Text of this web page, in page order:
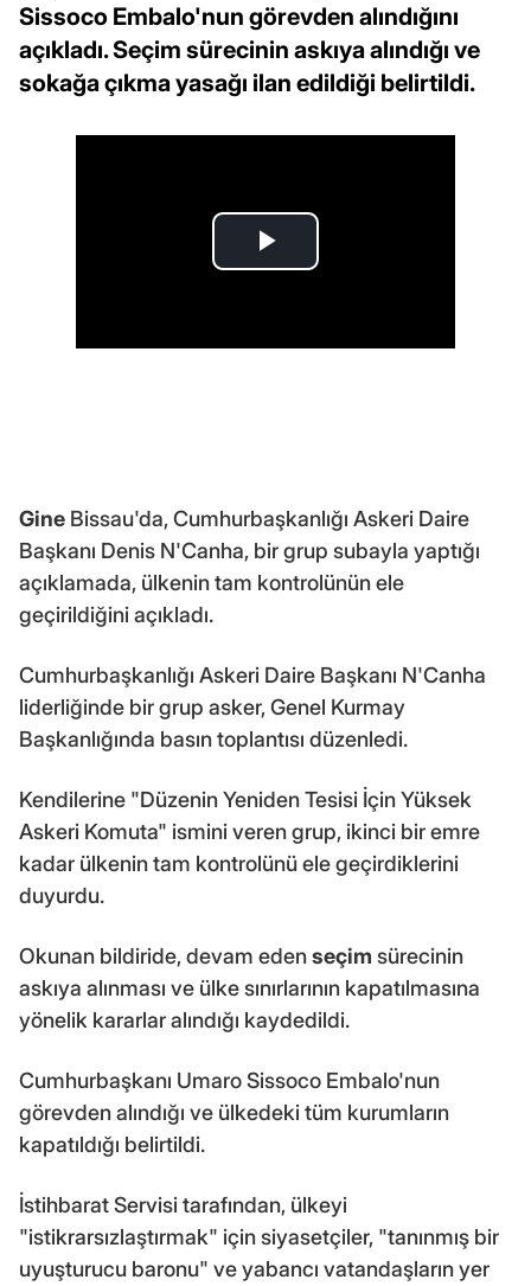
Sissoco Embalo'nun görevden alındığını
açıkladı. Seçim sürecinin askıya alındığı ve
sokağa çıkma yasağı ilan edildiği belirtildi.
Gine Bissau'da, Cumhurbaşkanlığı Askeri Daire
Başkanı Denis N'Canha, bir grup subayla yaptığı
açıklamada, ülkenin tam kontrolünün ele
geçirildiğini açıkladı.
Cumhurbaşkanlığı Askeri Daire Başkanı N'Canha
liderliğinde bir grup asker, Genel Kurmay
Başkanlığında basın toplantısı düzenledi.
Kendilerine "Düzenin Yeniden Tesisi İçin Yüksek
Askeri Komuta" ismini veren grup, ikinci bir emre
kadar ülkenin tam kontrolünü ele geçirdiklerini
duyurdu.
Okunan bildiride, devam edenseçim sürecinin
askıya alınması ve ülke sınırlarının kapatılmasına
yönelik kararlar alındığı kaydedildi.
Cumhurbaşkanı Umaro Sissoco Embalo'nun
görevden alındığı ve ülkedeki tüm kurumların
kapatıldığı belirtildi.
İstihbarat Servisi tarafından, ülkeyi
"istikrarsızlaştırmak" için siyasetçiler, "tanınmış bir
uyuşturucu baronu" ve yabancı vatandaşların yer